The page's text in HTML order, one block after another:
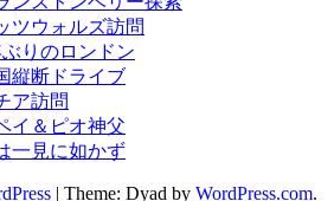
ツウォルズ訪問
ぶりのロンドン
縦断ドライブ
ア訪問
イ＆ピオ神父
一見に如かず
| Theme: Dyad by WordPress.com.